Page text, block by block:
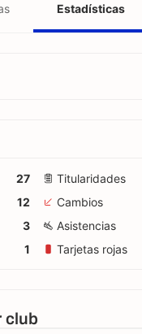
Estadísticas
27 Titularidades
12 Cambios
3 Asistencias
1 Tarjetas rojas
club